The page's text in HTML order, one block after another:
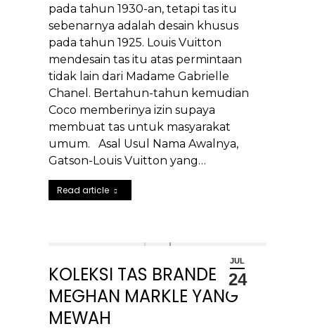
pada tahun 1930-an, tetapi tas itu
sebenarnya adalah desain khusus
pada tahun 1925. Louis Vuitton
mendesain tas itu atas permintaan
tidak lain dari Madame Gabrielle
Chanel. Bertahun-tahun kemudian
Coco memberinya izin supaya
membuat tas untuk masyarakat
umum. Asal Usul Nama Awalnya,
Gatson-Louis Vuitton yang…
Read article
JUL
24
KOLEKSI TAS BRANDED
MEGHAN MARKLE YANG
MEWAH